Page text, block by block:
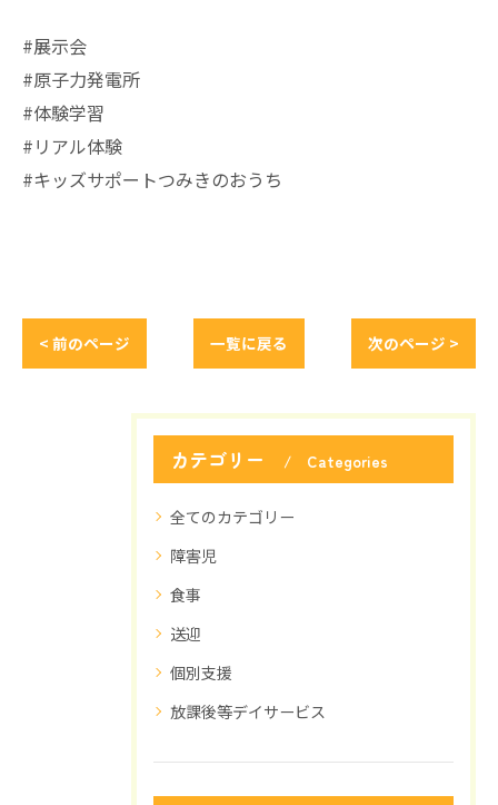
#展示会
#原子力発電所
#体験学習
#リアル体験
#キッズサポートつみきのおうち
< 前のページ 一覧に戻る 次のページ >
カテゴリー Categories
全てのカテゴリー
障害児
食事
送迎
個別支援
放課後等デイサービス